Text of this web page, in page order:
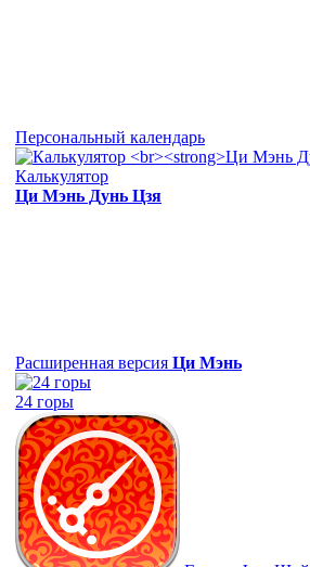
Персональный календарь
Калькулятор
Ци Мэнь Дунь Цзя
Расширенная версия Ци Мэнь
24 горы